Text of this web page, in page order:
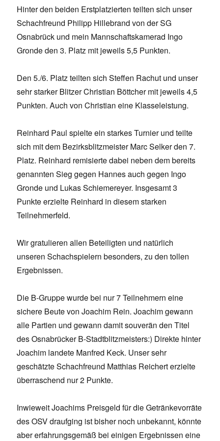
Hinter den beiden Erstplatzierten teilten sich unser
Schachfreund Philipp Hillebrand von der SG
Osnabrück und mein Mannschaftskamerad Ingo
Gronde den 3. Platz mit jeweils 5,5 Punkten.
Den 5./6. Platz teilten sich Steffen Rachut und unser
sehr starker Blitzer Christian Böttcher mit jeweils 4,5
Punkten. Auch von Christian eine Klasseleistung.
Reinhard Paul spielte ein starkes Turnier und teilte
sich mit dem Bezirksblitzmeister Marc Selker den 7.
Platz. Reinhard remisierte dabei neben dem bereits
genannten Sieg gegen Hannes auch gegen Ingo
Gronde und Lukas Schiemereyer. Insgesamt 3
Punkte erzielte Reinhard in diesem starken
Teilnehmerfeld.
Wir gratulieren allen Beteiligten und natürlich
unseren Schachspielern besonders, zu den tollen
Ergebnissen.
Die B-Gruppe wurde bei nur 7 Teilnehmern eine
sichere Beute von Joachim Rein. Joachim gewann
alle Partien und gewann damit souverän den Titel
des Osnabrücker B-Stadtblitzmeisters:) Direkte hinter
Joachim landete Manfred Keck. Unser sehr
geschätzte Schachfreund Matthias Reichert erzielte
überraschend nur 2 Punkte.
Inwieweit Joachims Preisgeld für die Getränkevorräte
des OSV draufging ist bisher noch unbekannt, könnte
aber erfahrungsgemäß bei einigen Ergebnissen eine